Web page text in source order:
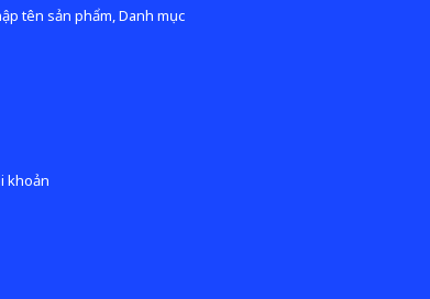
tên sản phẩm, Danh mục
khoản